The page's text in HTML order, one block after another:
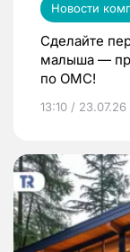
Новости
Сделайте
малыша —
по ОМС!
13:10 / 23.07.26